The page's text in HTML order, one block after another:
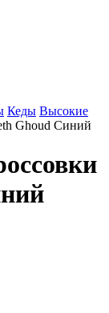
Кеды Высокие
Ghoud Синий